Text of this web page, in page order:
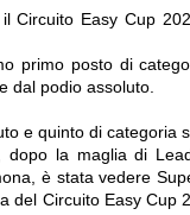
Circuito Easy Cup
primo posto di
dal podio assoluto.
e quinto di categoria
dopo la maglia di
è stata vedere
del Circuito Easy Cup